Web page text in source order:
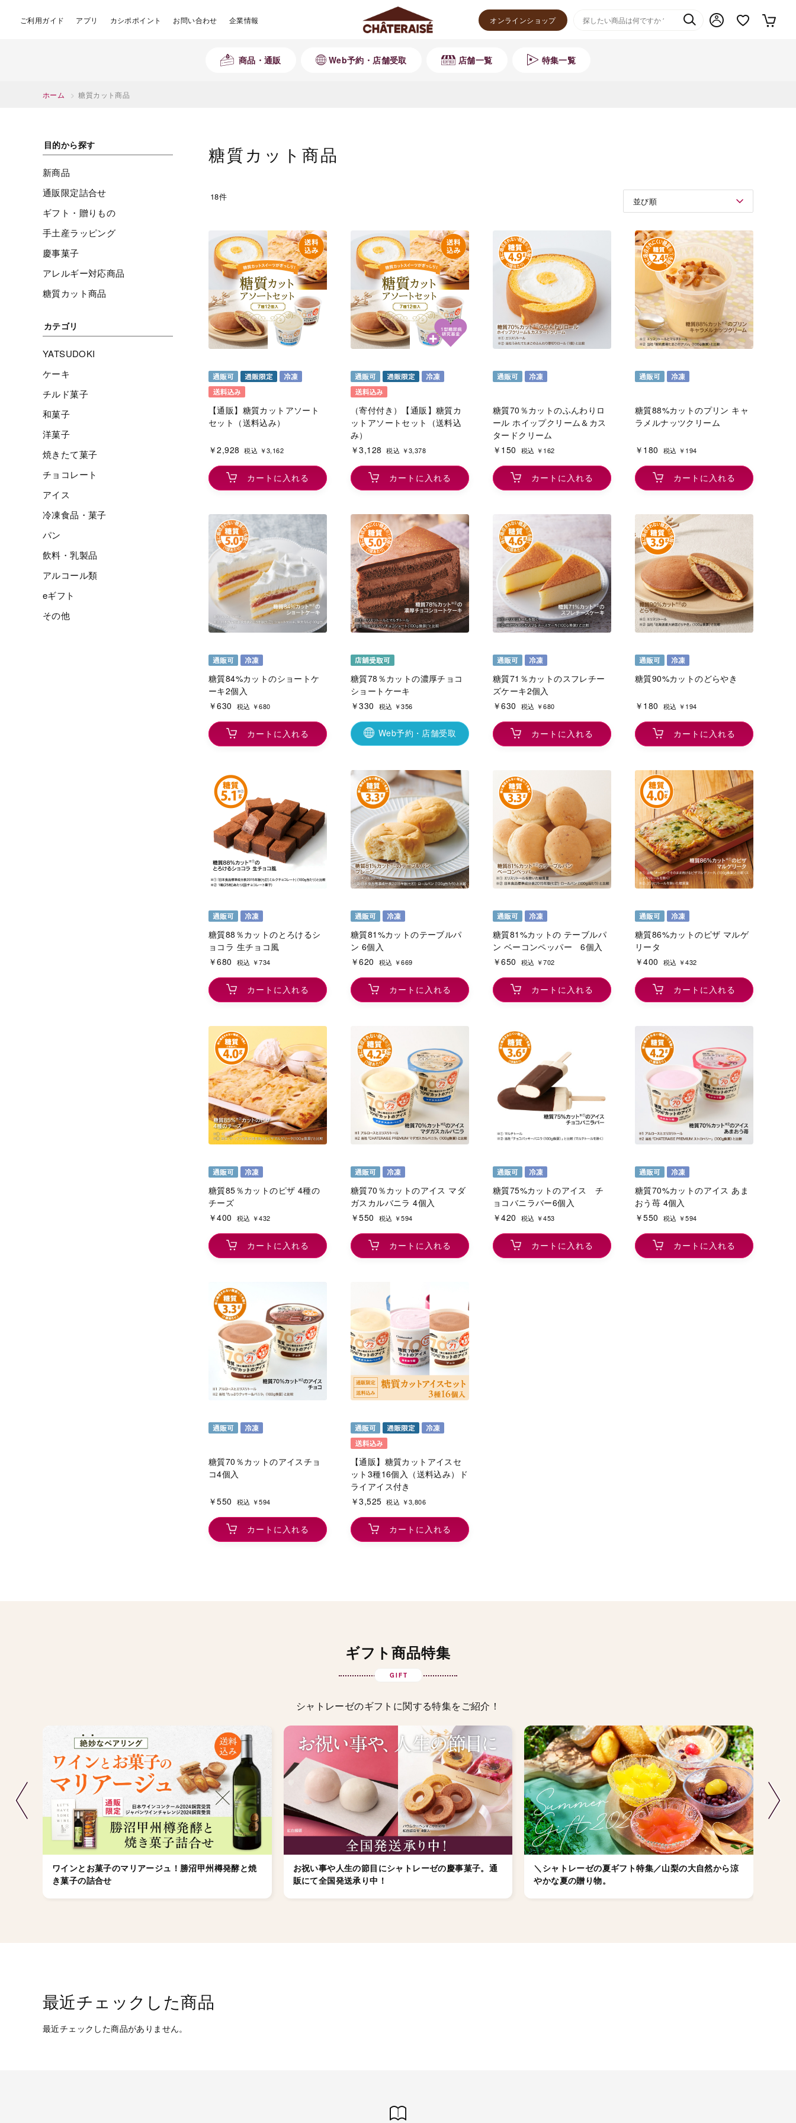
ご利用ガイド アプリ カシポポイント お問い合わせ 企業情報 オンラインショップ
商品・通販 Web予約・店舗受取 店舗一覧 特集一覧
ホーム > 糖質カット商品
目的から探す
新商品
通販限定詰合せ
ギフト・贈りもの
手土産ラッピング
慶事菓子
アレルギー対応商品
糖質カット商品
カテゴリ
YATSUDOKI
ケーキ
チルド菓子
和菓子
洋菓子
焼きたて菓子
チョコレート
アイス
冷凍食品・菓子
パン
飲料・乳製品
アルコール類
eギフト
その他
糖質カット商品
並び順
18件
【通販】糖質カットアソート
セット（送料込み）
￥2,928 税込 ￥3,162
カートに入れる
（寄付付き）【通販】糖質カ
ットアソートセット（送料込
み）
￥3,128 税込 ￥3,378
カートに入れる
糖質70％カットのふんわりロ
ール ホイップクリーム＆カス
タードクリーム
￥150
税込 ￥162
カートに入れる
糖質88%カットのプリン キャ
ラメルナッツクリーム
￥180 税込 ￥194
カートに入れる
糖質84%カットのショートケ
ーキ2個入
￥630
税込 ￥680
カートに入れる
糖質78％カットの濃厚チョコ
ショートケーキ
￥330
税込 ￥356
Web予約・店舗受取
糖質71％カットのスフレチー
ズケーキ2個入
￥630
税込 ￥680
カートに入れる
糖質90%カットのどらやき
￥180 税込 ￥194
カートに入れる
糖質88％カットのとろけるシ
ョコラ 生チョコ風
￥680
税込 ￥734
カートに入れる
糖質81%カットのテーブルパ
ン 6個入
￥620
税込 ￥669
カートに入れる
糖質81%カットの テーブルパ
ン ベーコンペッパー 6個入
￥650
税込 ￥702
カートに入れる
糖質86%カットのピザ マルゲ
リータ
￥400
税込 ￥432
カートに入れる
糖質85％カットのピザ 4種の
チーズ
￥400
税込 ￥432
カートに入れる
糖質70％カットのアイス マダ
ガスカルバニラ 4個入
￥550
税込 ￥594
カートに入れる
糖質75%カットのアイス チ
ョコバニラバー6個入
￥420
税込 ￥453
カートに入れる
糖質70%カットのアイス あま
おう苺 4個入
￥550
税込 ￥594
カートに入れる
糖質70％カットのアイスチョ
コ4個入
￥550 税込 ￥594
カートに入れる
【通販】糖質カットアイスセ
ット3種16個入（送料込み）ド
ライアイス付き
￥3,525 税込 ￥3,806
カートに入れる
ギフト商品特集
GIFT
シャトレーゼのギフトに関する特集をご紹介！
ワインとお菓子のマリアージュ！勝沼甲州樽発酵と焼
き菓子の詰合せ
お祝い事や人生の節目にシャトレーゼの慶事菓子。通
販にて全国発送承り中！
＼シャトレーゼの夏ギフト特集／山梨の大自然から涼
やかな夏の贈り物。
最近チェックした商品
最近チェックした商品がありません。